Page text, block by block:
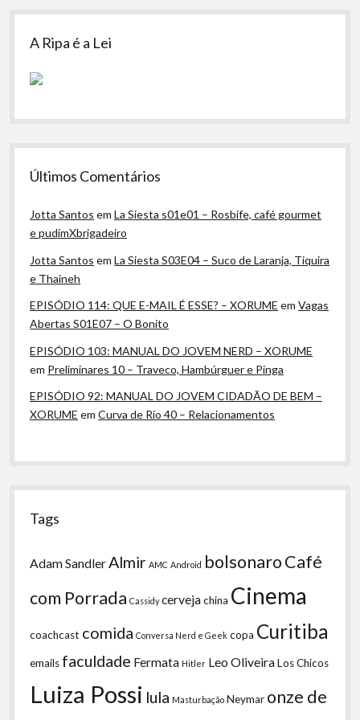
A Ripa é a Lei
Últimos Comentários
Jotta Santos emLa Siesta s01e01 – Rosbife, café gourmet
e pudimXbrigadeiro
Jotta Santos emLa Siesta S03E04 – Suco de Laranja, Tiquira
e Thaineh
EPISÓDIO 114: QUE E-MAIL É ESSE? – XORUME emVagas
Abertas S01E07 – O Bonito
EPISÓDIO 103: MANUAL DO JOVEM NERD – XORUME
em Preliminares 10 – Traveco, Hambúrguer e Pinga
EPISÓDIO 92: MANUAL DO JOVEM CIDADÃO DE BEM –
XORUME emCurva de Rio 40 – Relacionamentos
Tags
Adam Sandler Almir AMC Android bolsonaroCafé
com Porrada Cassidy cervejachina Cinema
coachcast comida Conversa Nerd e Geek copa Curitiba
emails faculdade Fermata Hitler Leo OliveiraLos Chicos
Luiza Possi lula Masturbação Neymar onze de